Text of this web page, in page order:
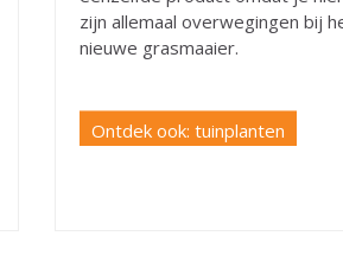
zijn allemaal overwegingen bij
nieuwe grasmaaier.
Ontdek ook: tuinplanten